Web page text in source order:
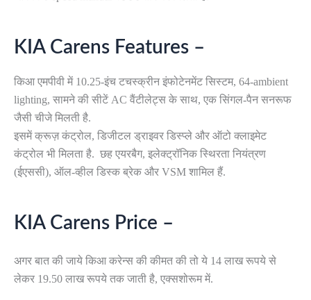
KIA Carens Features –
किआ एमपीवी में 10.25-इंच टचस्क्रीन इंफोटेनमेंट सिस्टम, 64-ambient
lighting, सामने की सीटें AC वैंटीलेट्स के साथ, एक सिंगल-पैन सनरूफ
जैसी चीजे मिलती है.
इसमें क्रूज़ कंट्रोल, डिजीटल ड्राइवर डिस्प्ले और ऑटो क्लाइमेट
कंट्रोल भी मिलता है. छह एयरबैग, इलेक्ट्रॉनिक स्थिरता नियंत्रण
(ईएससी), ऑल-व्हील डिस्क ब्रेक और VSM शामिल हैं.
KIA Carens Price –
अगर बात की जाये किआ करेन्स की कीमत की तो ये 14 लाख रूपये से
लेकर 19.50 लाख रूपये तक जाती है, एक्सशोरूम में.